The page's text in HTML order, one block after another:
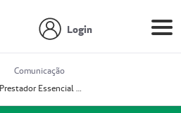
Login
Comunicação
Prestador Essencial Gestão em Saúde Ereli (51004354-7)